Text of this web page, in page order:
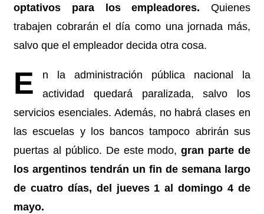
optativos para los empleadores. Quienes
trabajen cobrarán el día como una jornada más,
salvo que el empleador decida otra cosa.
E
n la administración pública nacional la
actividad quedará paralizada, salvo los
servicios esenciales. Además, no habrá clases en
las escuelas y los bancos tampoco abrirán sus
puertas al público. De este modo,gran parte de
los argentinos tendrán un fin de semana largo
de cuatro días, del jueves 1 al domingo 4 de
mayo.